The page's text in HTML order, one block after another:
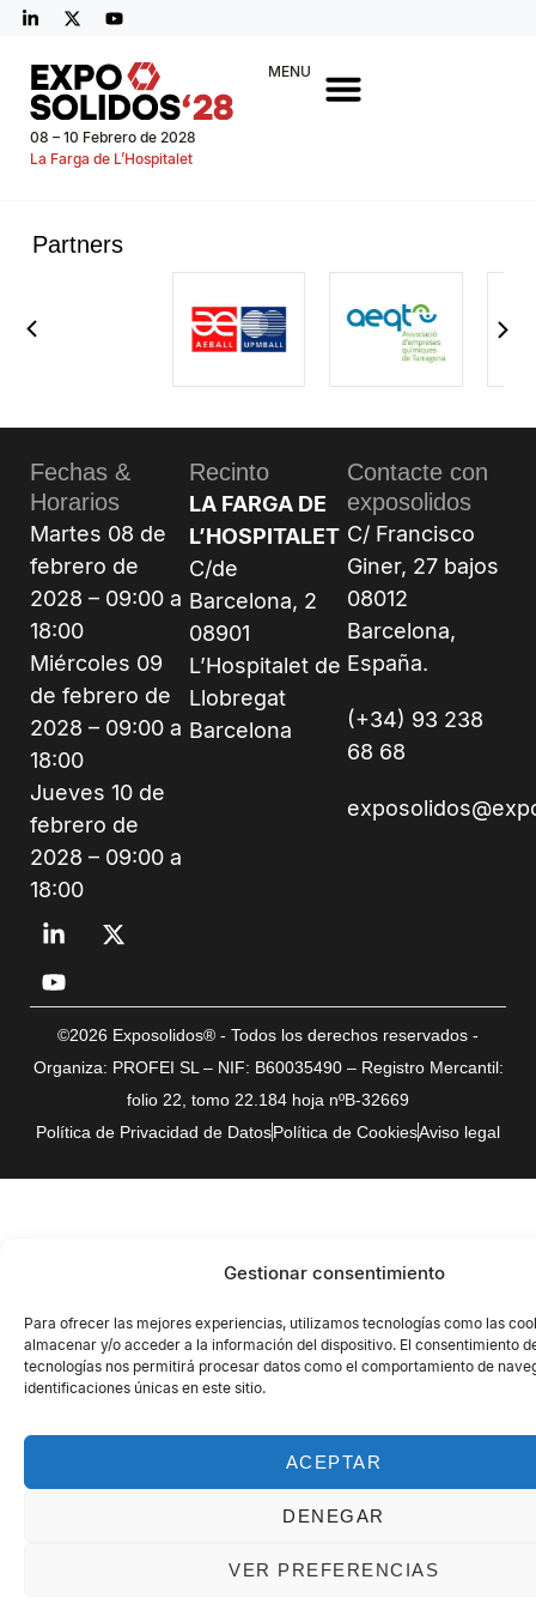
Gestionar consentimiento
Para ofrecer las mejores experiencias, utilizamos tecnologías como las
almacenar y/o acceder a la información del dispositivo. El consentimiento
tecnologías nos permitirá procesar datos como el comportamiento de
identificaciones únicas en este sitio.
ACEPTAR
DENEGAR
VER PREFERENCIAS
08 – 10 Febrero de 2028
La Farga de L’Hospitalet
MENU
Partners
Fechas &
Horarios
Martes 08 de
febrero de
2028 – 09:00 a
18:00
Miércoles 09
de febrero de
2028 – 09:00 a
18:00
Jueves 10 de
febrero de
2028 – 09:00 a
18:00
Recinto
LA FARGA DE
L’HOSPITALET
C/de
Barcelona, 2
08901
L’Hospitalet de
Llobregat
Barcelona
Contacte con
exposolidos
C/ Francisco
Giner, 27 bajos
08012
Barcelona,
España.
(+34) 93 238
68 68
©2026 Exposolidos® - Todos los derechos reservados -
Organiza: PROFEI SL – NIF: B60035490 – Registro Mercantil:
folio 22, tomo 22.184 hoja nºB-32669
Política de Privacidad de DatosPolítica de CookiesAviso legal